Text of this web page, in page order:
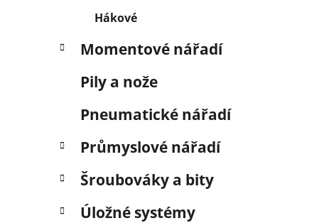
Hákové
Momentové nářadí
Pily a nože
Pneumatické nářadí
Průmyslové nářadí
Šroubováky a bity
Úložné systémy